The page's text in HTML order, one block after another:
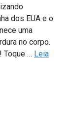
dos EUA e o
uma
no corpo.
Toque … Leia